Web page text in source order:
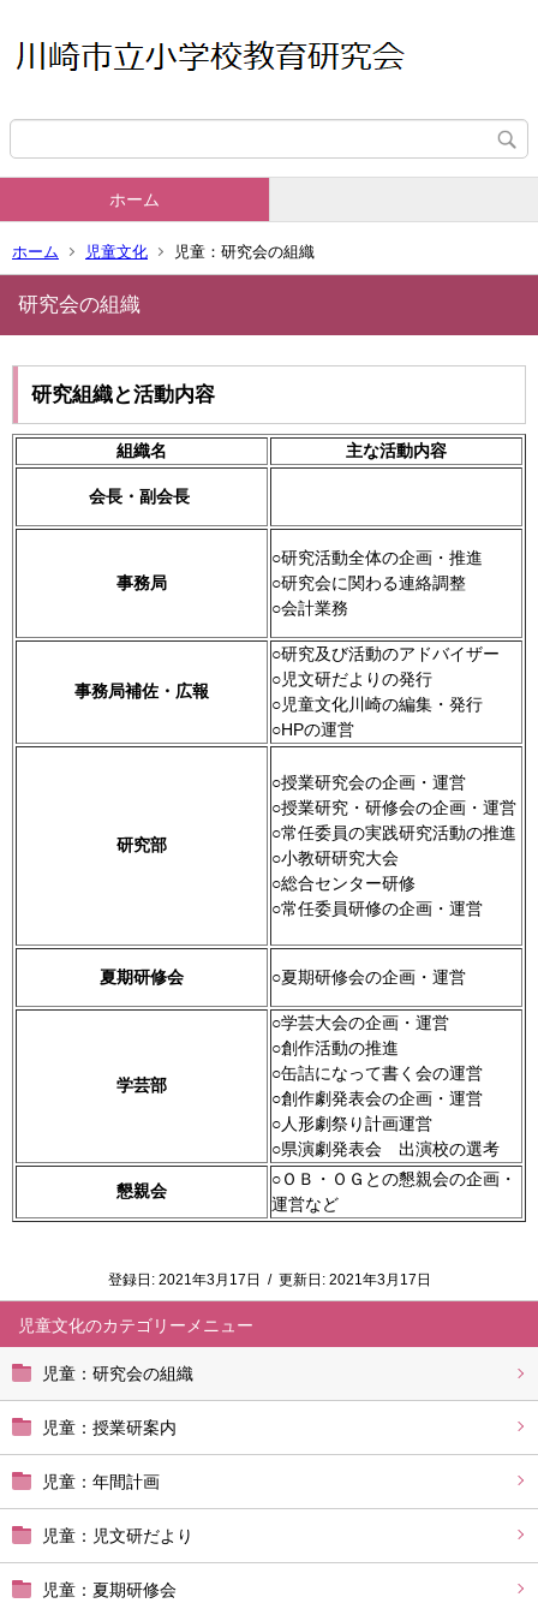
ホーム
ホーム 児童文化 児童：研究会の組織
児童文化
児童：研究会の組織
児童：授業研案内
児童：年間計画
児童：児文研だより
児童：夏期研修会
研究会の組織
研究組織と活動内容
組織名 主な活動内容
会長・副会長
事務局
○研究活動全体の企画・推進
○研究会に関わる連絡調整
○会計業務
事務局補佐・広報
○研究及び活動のアドバイザー
○児文研だよりの発行
○児童文化川崎の編集・発行
○HPの運営
研究部
○授業研究会の企画・運営
○授業研究・研修会の企画・運営
○常任委員の実践研究活動の推進
○小教研研究大会
○総合センター研修
○常任委員研修の企画・運営
夏期研修会 ○夏期研修会の企画・運営
学芸部
○学芸大会の企画・運営
○創作活動の推進
○缶詰になって書く会の運営
○創作劇発表会の企画・運営
○人形劇祭り計画運営
○県演劇発表会 出演校の選考
懇親会
○ＯＢ・ＯＧとの懇親会の企画・
運営など
登録日: 2021年3月17日 / 更新日: 2021年3月17日